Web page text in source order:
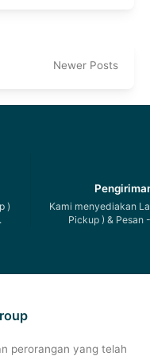
Newer Posts
)
Kami menyediakan
Pickup ) & Pesan
perorangan yang telah